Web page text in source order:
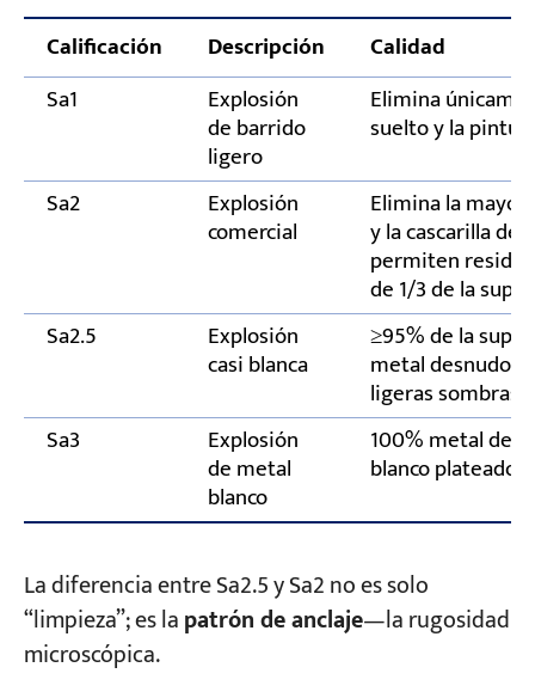
Calificación Descripción
Calidad
Sa1
Explosión
de barrido
ligero
Elimina
suelto y la
Sa2 Explosión
comercial
Elimina la
y la cascarilla de
permiten
de 1/3 de la
Sa2.5
Explosión
casi blanca
≥95% de la
metal desnudo;
ligeras sombras.
Sa3
Explosión
de metal
blanco
100% metal
blanco plateado
La diferencia entre Sa2.5 y Sa2 no es solo
“limpieza”; es lapatrón de anclaje—la rugosidad
microscópica.